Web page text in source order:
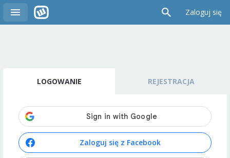
Zaloguj się
LOGOWANIE REJESTRACJA
Zaloguj się z Facebook